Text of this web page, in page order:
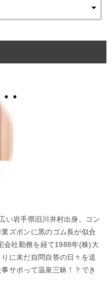
い岩手県旧川井村出身。コン
ズボンに黒のゴム長が似合
会社勤務を経て1988年(株)大
に未だ自問自答の日々を送
サボって温泉三昧！？でき